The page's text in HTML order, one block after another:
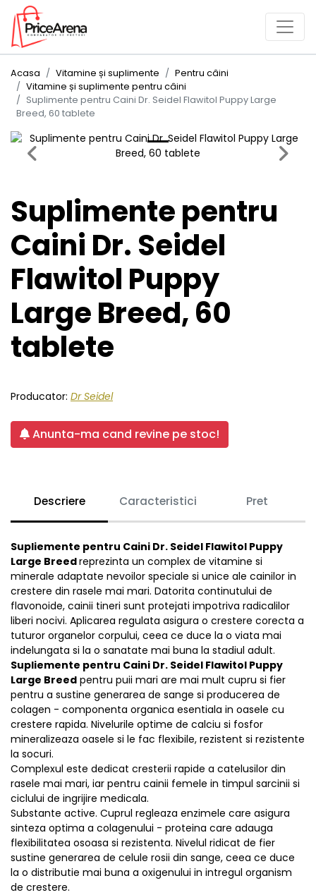
Acasa Vitamine și suplimente
Pentru câini
Vitamine și suplimente pentru câini
Suplimente pentru Caini Dr. Seidel Flawitol Puppy Large
Breed, 60 tablete
Previous Next
Suplimente pentru
Caini Dr. Seidel
Flawitol Puppy
Large Breed, 60
tablete
Producator: Dr Seidel
Anunta-ma cand revine pe stoc!
Descriere Caracteristici Pret
Supliemente pentru Caini Dr. Seidel Flawitol Puppy
Large Breedreprezinta un complex de vitamine si
minerale adaptate nevoilor speciale si unice ale cainilor in
crestere din rasele mai mari. Datorita continutului de
flavonoide, cainii tineri sunt protejati impotriva radicalilor
liberi nocivi. Aplicarea regulata asigura o crestere corecta a
tuturor organelor corpului, ceea ce duce la o viata mai
indelungata si la o sanatate mai buna la stadiul adult.
Supliemente pentru Caini Dr. Seidel Flawitol Puppy
Large Breed pentru puii mari are mai mult cupru si fier
pentru a sustine generarea de sange si producerea de
colagen - componenta organica esentiala in oasele cu
crestere rapida. Nivelurile optime de calciu si fosfor
mineralizeaza oasele si le fac flexibile, rezistent si rezistente
la socuri.
Complexul este dedicat cresterii rapide a catelusilor din
rasele mai mari, iar pentru cainii femele in timpul sarcinii si
ciclului de ingrijire medicala.
Substante active. Cuprul regleaza enzimele care asigura
sinteza optima a colagenului - proteina care adauga
flexibilitatea osoasa si rezistenta. Nivelul ridicat de fier
sustine generarea de celule rosii din sange, ceea ce duce
la o distributie mai buna a oxigenului in intregul organism
de crestere.